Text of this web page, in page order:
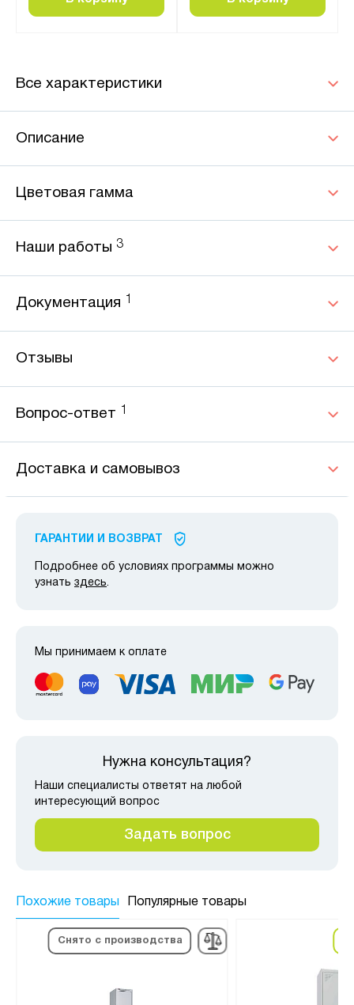
Все характеристики
Описание
Цветовая гамма
Наши работы 3
Документация
Отзывы
Вопрос-ответ
Доставка и самовывоз
ГАРАНТИИ И ВОЗВРАТ
Подробнее об условиях программы можно
узнать здесь.
Мы принимаем к оплате
Нужна консультация?
Наши специалисты ответят на любой
интересующий вопрос
Задать вопрос
Похожие товары Популярные товары
Снято с производства